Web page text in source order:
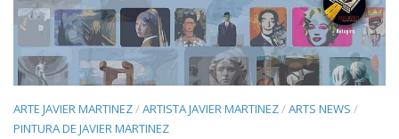
ARTE JAVIER MARTINEZ/ARTISTA JAVIER MARTINEZ/ARTS NEWS /
PINTURA DE JAVIER MARTINEZ